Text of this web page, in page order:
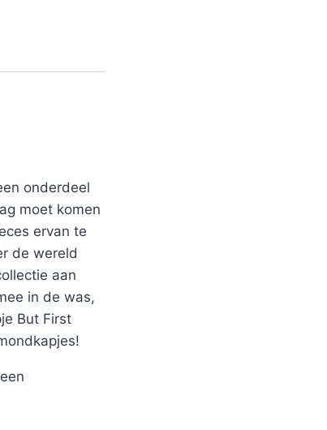
onderdeel
moet komen
ervan te
de wereld
aan
in de was,
But First